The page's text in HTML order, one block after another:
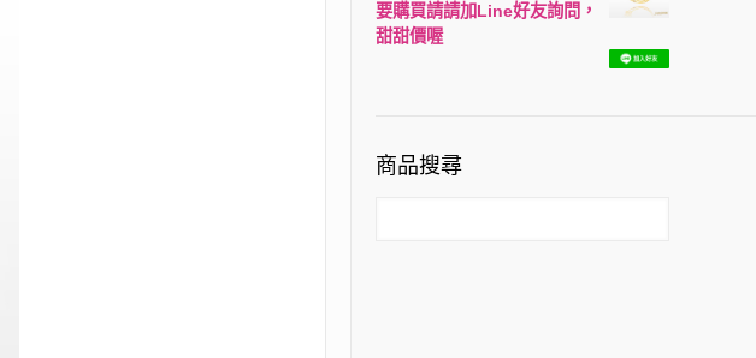
評分3150滿分 5
要購買請請加Line好友詢問，
甜甜價喔
商品搜尋